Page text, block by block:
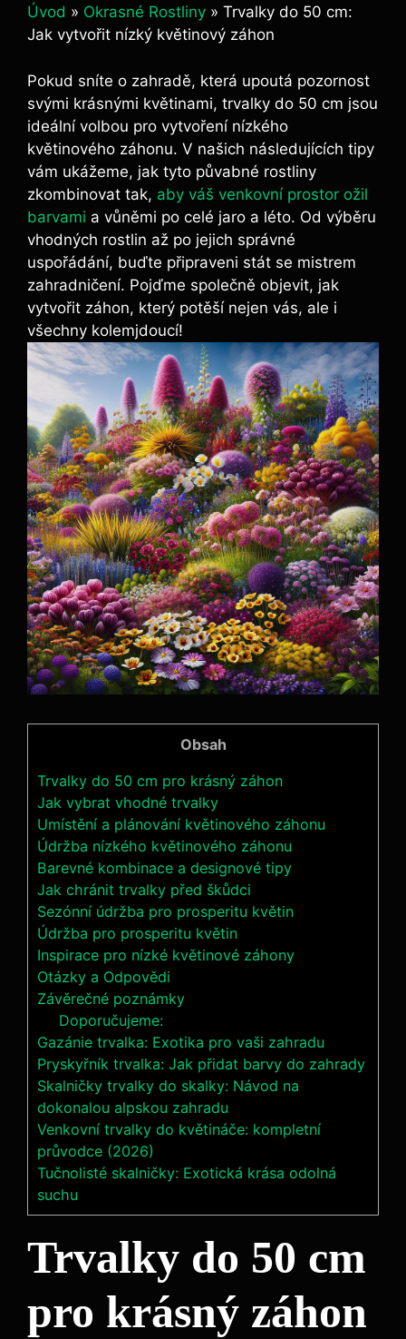
Úvod » Okrasné Rostliny » Trvalky do 50 cm:
Jak vytvořit nízký květinový záhon
Pokud sníte o zahradě, která upoutá pozornost
svými krásnými květinami, trvalky do 50 cm jsou
ideální volbou pro vytvoření nízkého
květinového záhonu. V našich následujících tipy
vám ukážeme, jak tyto půvabné rostliny
zkombinovat tak, aby váš venkovní prostor ožil
barvami a vůněmi po celé jaro a léto. Od výběru
vhodných rostlin až po jejich správné
uspořádání, buďte připraveni stát se mistrem
zahradničení. Pojďme společně objevit, jak
vytvořit záhon, který potěší nejen vás, ale i
všechny kolemjdoucí!
Obsah
Trvalky do 50 cm pro krásný záhon
Jak vybrat vhodné trvalky
Umístění a plánování květinového záhonu
Údržba nízkého květinového záhonu
Barevné kombinace a designové tipy
Jak chránit trvalky před škůdci
Sezónní údržba pro prosperitu květin
Údržba pro prosperitu květin
Inspirace pro nízké květinové záhony
Otázky a Odpovědi
Závěrečné poznámky
Doporučujeme:
Gazánie trvalka: Exotika pro vaši zahradu
Pryskyřník trvalka: Jak přidat barvy do zahrady
Skalničky trvalky do skalky: Návod na
dokonalou alpskou zahradu
Venkovní trvalky do květináče: kompletní
průvodce (2026)
Tučnolisté skalničky: Exotická krása odolná
suchu
Trvalky do 50 cm
pro krásný záhon